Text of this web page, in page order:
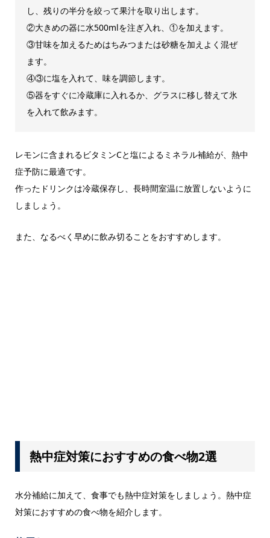
し、残りの半分を絞って果汁を取り出します。
②大きめの器に水500mlを注ぎ入れ、①を加えます。
③甘味を加えるためはちみつまたは砂糖を加えよく混ぜ
ます。
④③に塩を入れて、味を調節します。
⑤器をすぐに冷蔵庫に入れるか、グラスに移し替えて氷
を入れて飲みます。
レモンに含まれるビタミンCと塩によるミネラル補給が、熱中
症予防に最適です。
作ったドリンクは冷蔵保存し、長時間室温に放置しないように
しましょう。
また、なるべく早めに飲み切ることをおすすめします。
熱中症対策におすすめの食べ物2選
水分補給に加えて、食事でも熱中症対策をしましょう。熱中症
対策におすすめの食べ物を紹介します。